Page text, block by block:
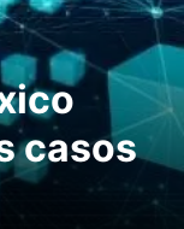
casos